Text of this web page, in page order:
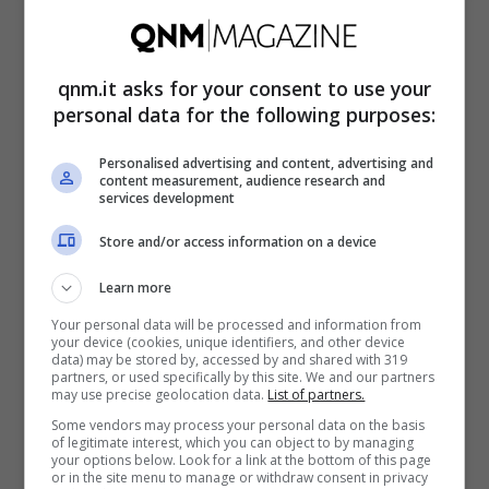
La disinfestazione è l’unica protezione.
vettore’sono le zanzare, una determinata
tipologia trasferisce il virus con una semplice
puntura. Nelle ultime ore il clima caldo e
umido e le frequenti piogge sono un fattore di
incidenza significativo. Nel frattempo
comune di Fano
suggerimenti e linee guida per evitare il
proliferare di zanzare. E dunque bonificare –
esistono apposte pastiglie da sciogliere
nell’acqua – eventuali ristagni in giardini e
terrazzi.
qnm.it asks for your consent to use your
personal data for the following purposes:
Personalised advertising and content, advertising and
content measurement, audience research and
services development
Store and/or access information on a device
Learn more
Your personal data will be processed and information from
your device (cookies, unique identifiers, and other device
data) may be stored by, accessed by and shared with 319
partners, or used specifically by this site. We and our partners
may use precise geolocation data. List of partners.
Some vendors may process your personal data on the basis
of legitimate interest, which you can object to by managing
your options below. Look for a link at the bottom of this page
or in the site menu to manage or withdraw consent in privacy